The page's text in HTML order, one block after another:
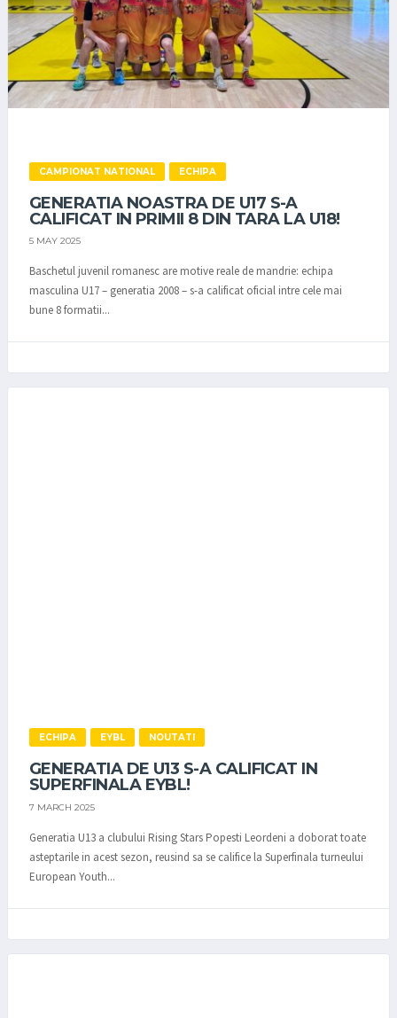
CAMPIONAT NATIONAL ECHIPA
GENERATIA NOASTRA DE U17 S-A
CALIFICAT IN PRIMII 8 DIN TARA LA U18!
5 MAY 2025
Baschetul juvenil romanesc are motive reale de mandrie: echipa
masculina U17 – generatia 2008 – s-a calificat oficial intre cele mai
bune 8 formatii...
ECHIPA EYBL NOUTATI
GENERATIA DE U13 S-A CALIFICAT IN
SUPERFINALA EYBL!
7 MARCH 2025
Generatia U13 a clubului Rising Stars Popesti Leordeni a doborat toate
asteptarile in acest sezon, reusind sa se califice la Superfinala turneului
European Youth...